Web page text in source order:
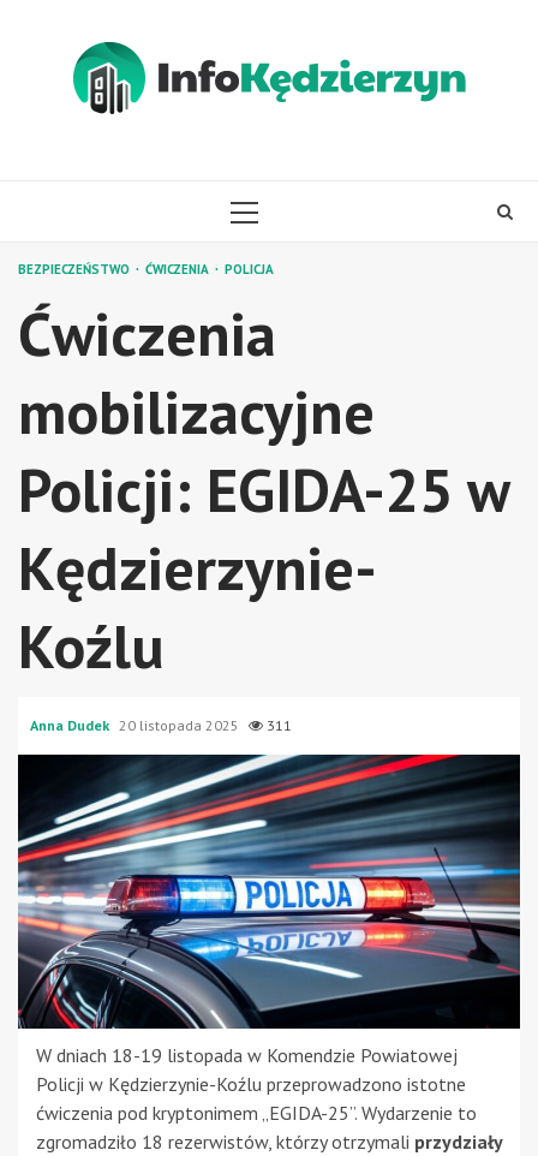
PRIMARY
BEZPIECZEŃSTWO ĆWICZENIA POLICJA
Ćwiczenia
mobilizacyjne
Policji: EGIDA-25 w
Kędzierzynie-
Koźlu
Anna Dudek 20 listopada 2025 311
W dniach 18-19 listopada w Komendzie Powiatowej
Policji w Kędzierzynie-Koźlu przeprowadzono istotne
ćwiczenia pod kryptonimem „EGIDA-25”. Wydarzenie to
zgromadziło 18 rezerwistów, którzy otrzymali przydziały